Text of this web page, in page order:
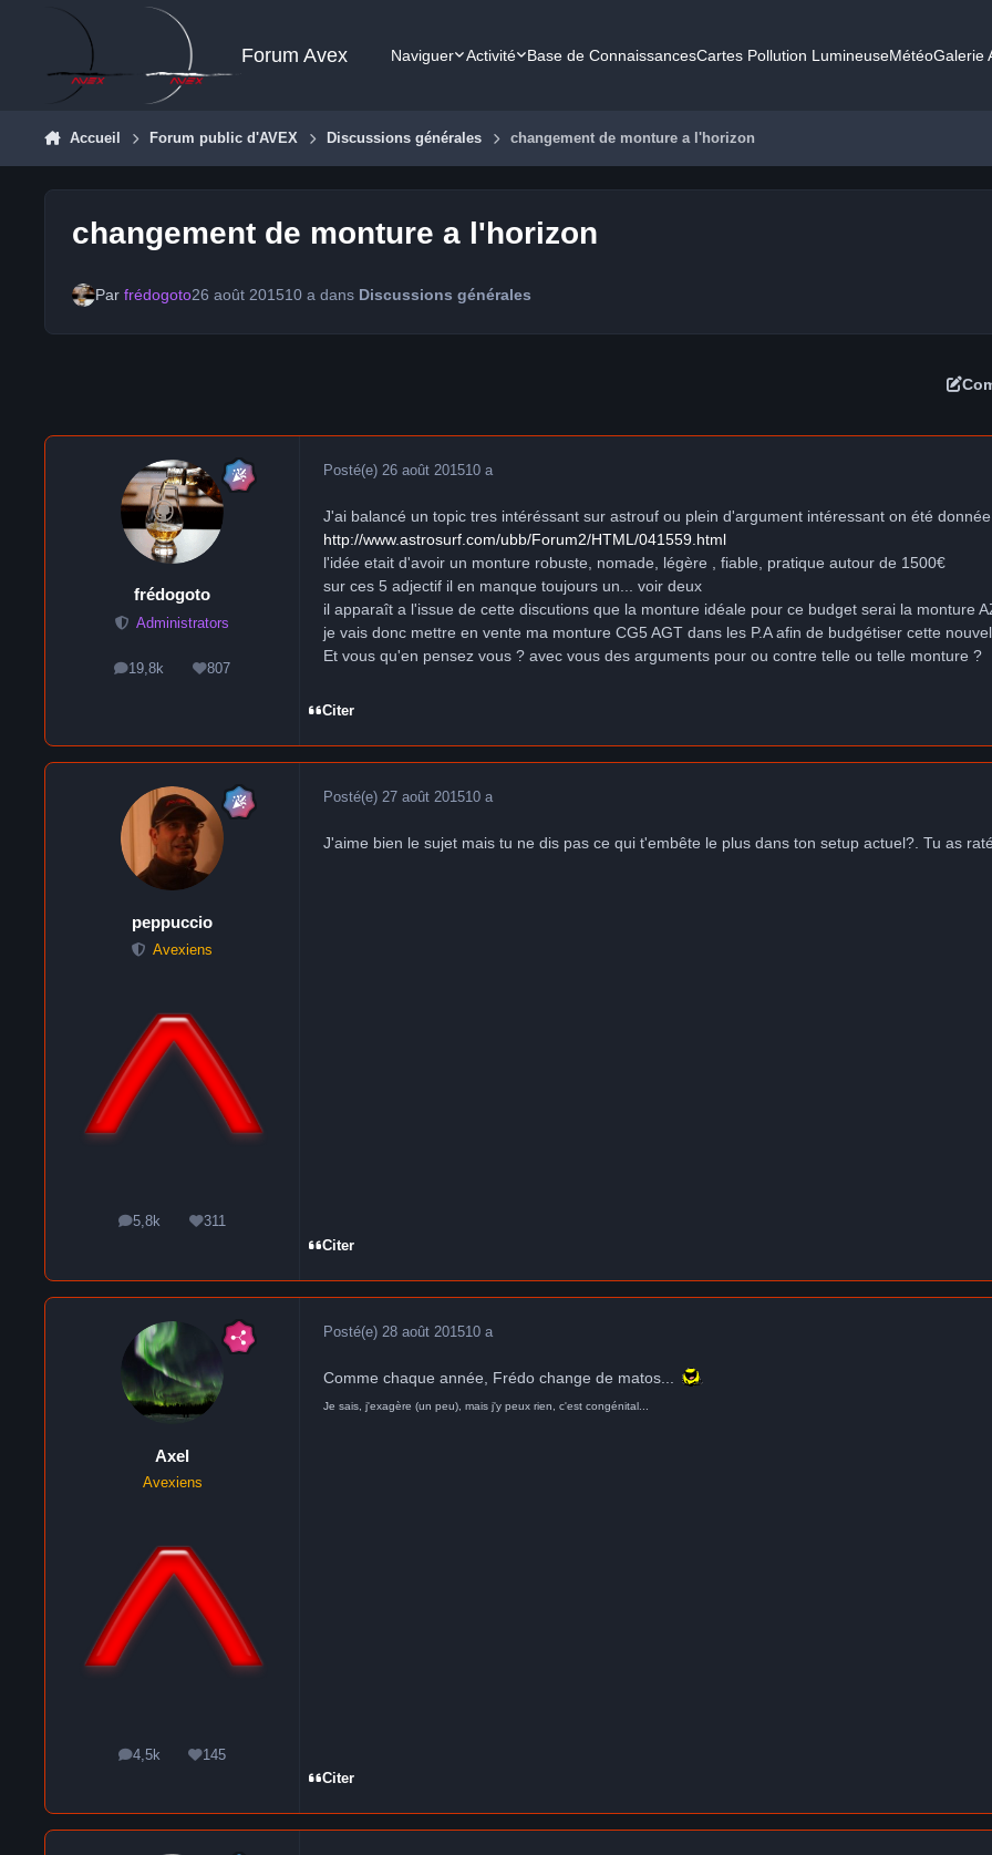
Aller au contenu
Forum Avex Naviguer Activité Base de ConnaissancesCartes Pollution LumineuseMétéoGalerie
Accueil Forum public d'AVEX Discussions générales changement de monture a l'horizon
changement de monture a l'horizon
Par frédogoto26 août 201510 adans Discussions générales
frédogoto
Administrators
19,8k
messages807
Réputation
Posté(e) 26 août 201510 a
J'ai balancé un topic tres intéréssant sur astrouf ou plein d'argument intéressant on été donnée
http://www.astrosurf.com/ubb/Forum2/HTML/041559.html
l'idée etait d'avoir un monture robuste, nomade, légère , fiable, pratique autour de 1500€
sur ces 5 adjectif il en manque toujours un... voir deux
il apparaît a l'issue de cette discutions que la monture idéale pour ce budget serai la monture
je vais donc mettre en vente ma monture CG5 AGT dans les P.A afin de budgétiser cette
Et vous qu'en pensez vous ? avec vous des arguments pour ou contre telle ou telle monture ?
Citer
peppuccio
Avexiens
5,8k
messages311
Réputation
Posté(e) 27 août 201510 a
J'aime bien le sujet mais tu ne dis pas ce qui t'embête le plus dans ton setup actuel?. Tu as
Citer
Axel
Avexiens
4,5k
messages145
Réputation
Posté(e) 28 août 201510 a
Comme chaque année, Frédo change de matos...
Je sais, j'exagère (un peu), mais j'y peux rien, c'est congénital...
Citer